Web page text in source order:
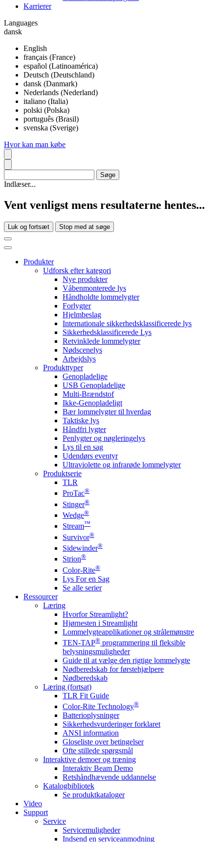
Karrierer
Languages
dansk
English
français (France)
español (Latinoamérica)
Deutsch (Deutschland)
dansk (Danmark)
Nederlands (Nederland)
italiano (Italia)
polski (Polska)
português (Brasil)
svenska (Sverige)
Hvor kan man købe
Indlæser...
Vent venligst mens resultaterne hentes...
Luk og fortsæt Stop med at søge
Produkter
Udforsk efter kategori
Nye produkter
Våbenmonterede lys
Håndholdte lommelygter
Forlygter
Hjelmbeslag
Internationale sikkerhedsklassificerede lys
Sikkerhedsklassificerede Lys
Retvinklede lommelygter
Nødscenelys
Arbejdslys
Produkttyper
Genopladelige
USB Genopladelige
Multi-Brændstof
Ikke-Genopladeligt
Bær lommelygter til hverdag
Taktiske lys
Håndfri lygter
Penlygter og nøgleringelys
Lys til en sag
Udendørs eventyr
Ultraviolette og infrarøde lommelygter
Produktserie
TLR
ProTac®
Stinger®
Wedge®
Stream™
Survivor®
Sidewinder®
Strion®
Color-Rite®
Lys For en Sag
Se alle serier
Ressourcer
Læring
Hvorfor Streamlight?
Hjørnesten i Streamlight
Lommelygteapplikationer og strålemønstre
TEN-TAP® programmering til fleksible
belysningsmuligheder
Guide til at vælge den rigtige lommelygte
Nødberedskab for førstehjælpere
Nødberedskab
Læring (fortsat)
TLR Fit Guide
Color-Rite Technology®
Batterioplysninger
Sikkerhedsvurderinger forklaret
ANSI information
Gloseliste over betingelser
Ofte stillede spørgsmål
Interaktive demoer og træning
Interaktiv Beam Demo
Retshåndhævende uddannelse
Katalogbibliotek
Se produktkataloger
Video
Support
Service
Servicemuligheder
Indsend en serviceanmodning